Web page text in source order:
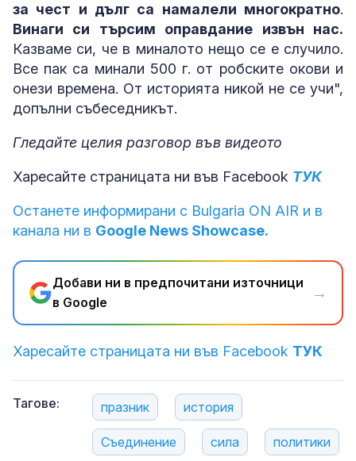
за чест и дълг са намалели многократно.
Винаги си търсим оправдание извън нас.
Казваме си, че в миналото нещо се е случило.
Все пак са минали 500 г. от робските окови и
онези времена. От историята никой не се учи",
допълни събеседникът.
Гледайте целия разговор във видеото
Харесайте страницата ни във Facebook ТУК
Останете информирани с Bulgaria ON AIR и в
канала ни в Google News Showcase.
Добави ни в предпочитани източници
в Google
→
Харесайте страницата ни във Facebook ТУК
Тагове: празник история
Съединение сила политики